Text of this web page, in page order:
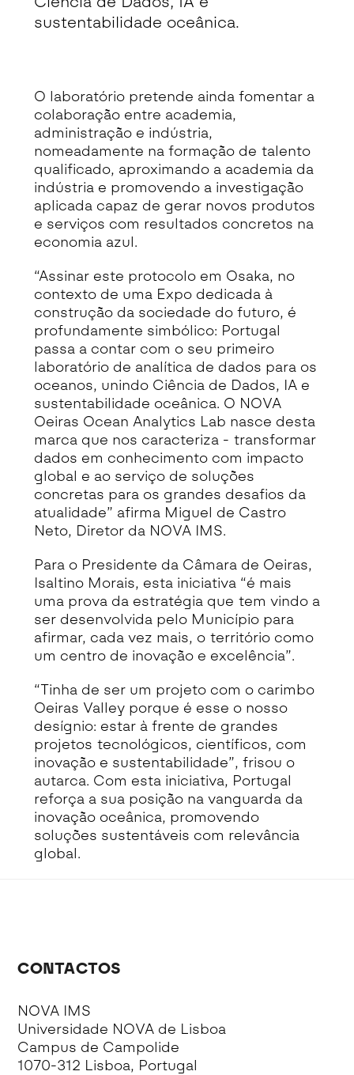
sustentabilidade oceânica.
O laboratório pretende ainda fomentar a
colaboração entre academia,
administração e indústria,
nomeadamente na formação de talento
qualificado, aproximando a academia da
indústria e promovendo a investigação
aplicada capaz de gerar novos produtos
e serviços com resultados concretos na
economia azul.
“Assinar este protocolo em Osaka, no
contexto de uma Expo dedicada à
construção da sociedade do futuro, é
profundamente simbólico: Portugal
passa a contar com o seu primeiro
laboratório de analítica de dados para os
oceanos, unindo Ciência de Dados, IA e
sustentabilidade oceânica. O NOVA
Oeiras Ocean Analytics Lab nasce desta
marca que nos caracteriza - transformar
dados em conhecimento com impacto
global e ao serviço de soluções
concretas para os grandes desafios da
atualidade” afirma Miguel de Castro
Neto, Diretor da NOVA IMS.
Para o Presidente da Câmara de Oeiras,
Isaltino Morais, esta iniciativa “é mais
uma prova da estratégia que tem vindo a
ser desenvolvida pelo Município para
afirmar, cada vez mais, o território como
um centro de inovação e excelência”.
“Tinha de ser um projeto com o carimbo
Oeiras Valley porque é esse o nosso
desígnio: estar à frente de grandes
projetos tecnológicos, científicos, com
inovação e sustentabilidade”, frisou o
autarca. Com esta iniciativa, Portugal
reforça a sua posição na vanguarda da
inovação oceânica, promovendo
soluções sustentáveis com relevância
global.
CONTACTOS
NOVA IMS
Universidade NOVA de Lisboa
Campus de Campolide
1070-312 Lisboa, Portugal